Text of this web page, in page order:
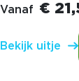
Vanaf €
Bekijk uitje